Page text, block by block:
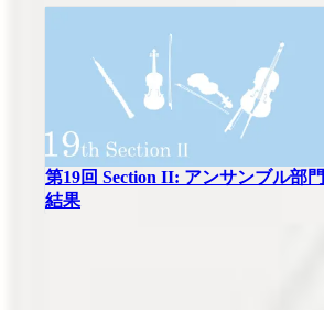
第19回 Section II: アンサンブル部門
結果